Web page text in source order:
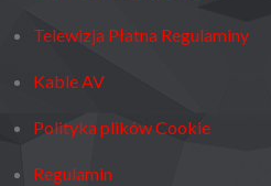
Telewizja Płatna Regulaminy
Kable AV
Polityka plików Cookie
Regulamin